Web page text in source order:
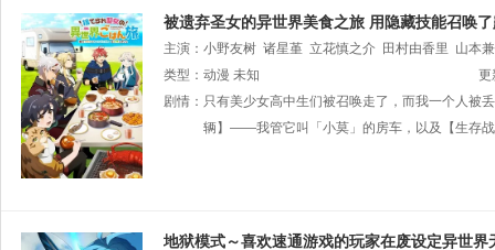
被遗弃圣女的异世界美食之旅 用隐藏技能召唤
主演： 小野友树 诸星堇 立花慎之介 田村由香里
山本
类型： 动漫 未知
更
剧情： 只有美少女高中生们被召唤走了，而我一个人
辆】——我管它叫「小莫」的房车，以及【生存
地狱模式～喜欢速通游戏的玩家在废设定异世界